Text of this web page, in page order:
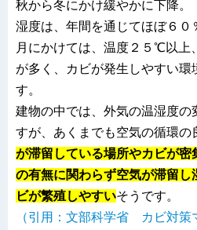
秋から冬にかけ緩やかに下降。
湿度は、年間を通じてほぼ６０
月にかけては、温度２５℃以上
が多く、カビが発生しやすい環
す。
建物の中では、外気の温湿度の
すが、あくまでも空気の循環の
が滞留している場所やカビが密
の有無に関わらず空気が滞留し
ビが繁殖しやすいそうです。
（引用：文部科学省 カビ対策